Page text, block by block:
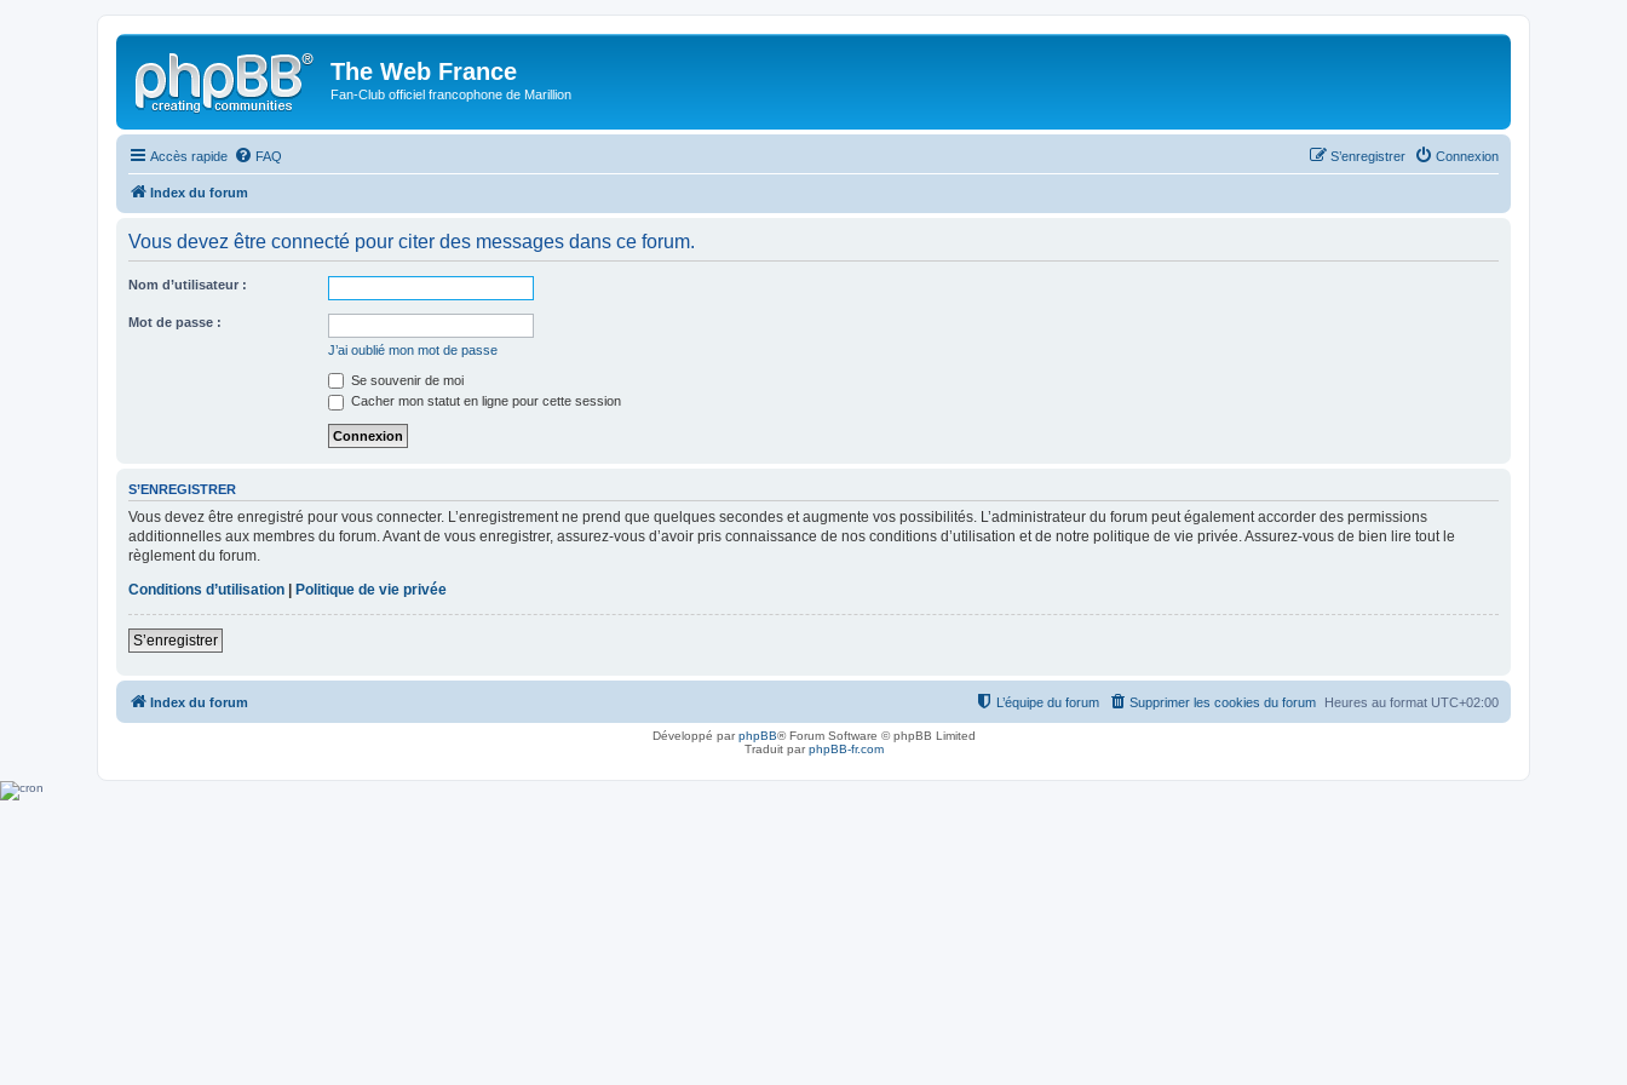
The Web France
Fan-Club officiel francophone de Marillion
Accès rapide FAQ Connexion
S’enregistrer
Index du forum
Vous devez être connecté pour citer des messages dans ce forum.
Nom d’utilisateur :
Mot de passe :
J’ai oublié mon mot de passe
Se souvenir de moi
Cacher mon statut en ligne pour cette session
S’ENREGISTRER
Vous devez être enregistré pour vous connecter. L’enregistrement ne prend que quelques secondes et augmente vos possibilités. L’administrateur du forum peut également accorder des permissions
additionnelles aux membres du forum. Avant de vous enregistrer, assurez-vous d’avoir pris connaissance de nos conditions d’utilisation et de notre politique de vie privée. Assurez-vous de bien lire tout le
règlement du forum.
Conditions d’utilisation
Politique de vie privée
S’enregistrer
Index du forum Heures au format UTC+02:00
Supprimer les cookies du forum
L’équipe du forum
Développé parphpBB® Forum Software © phpBB Limited
Traduit parphpBB-fr.com